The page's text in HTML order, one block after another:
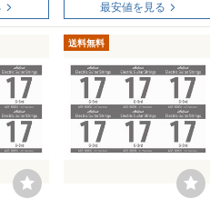
最安値を見る
送料無料